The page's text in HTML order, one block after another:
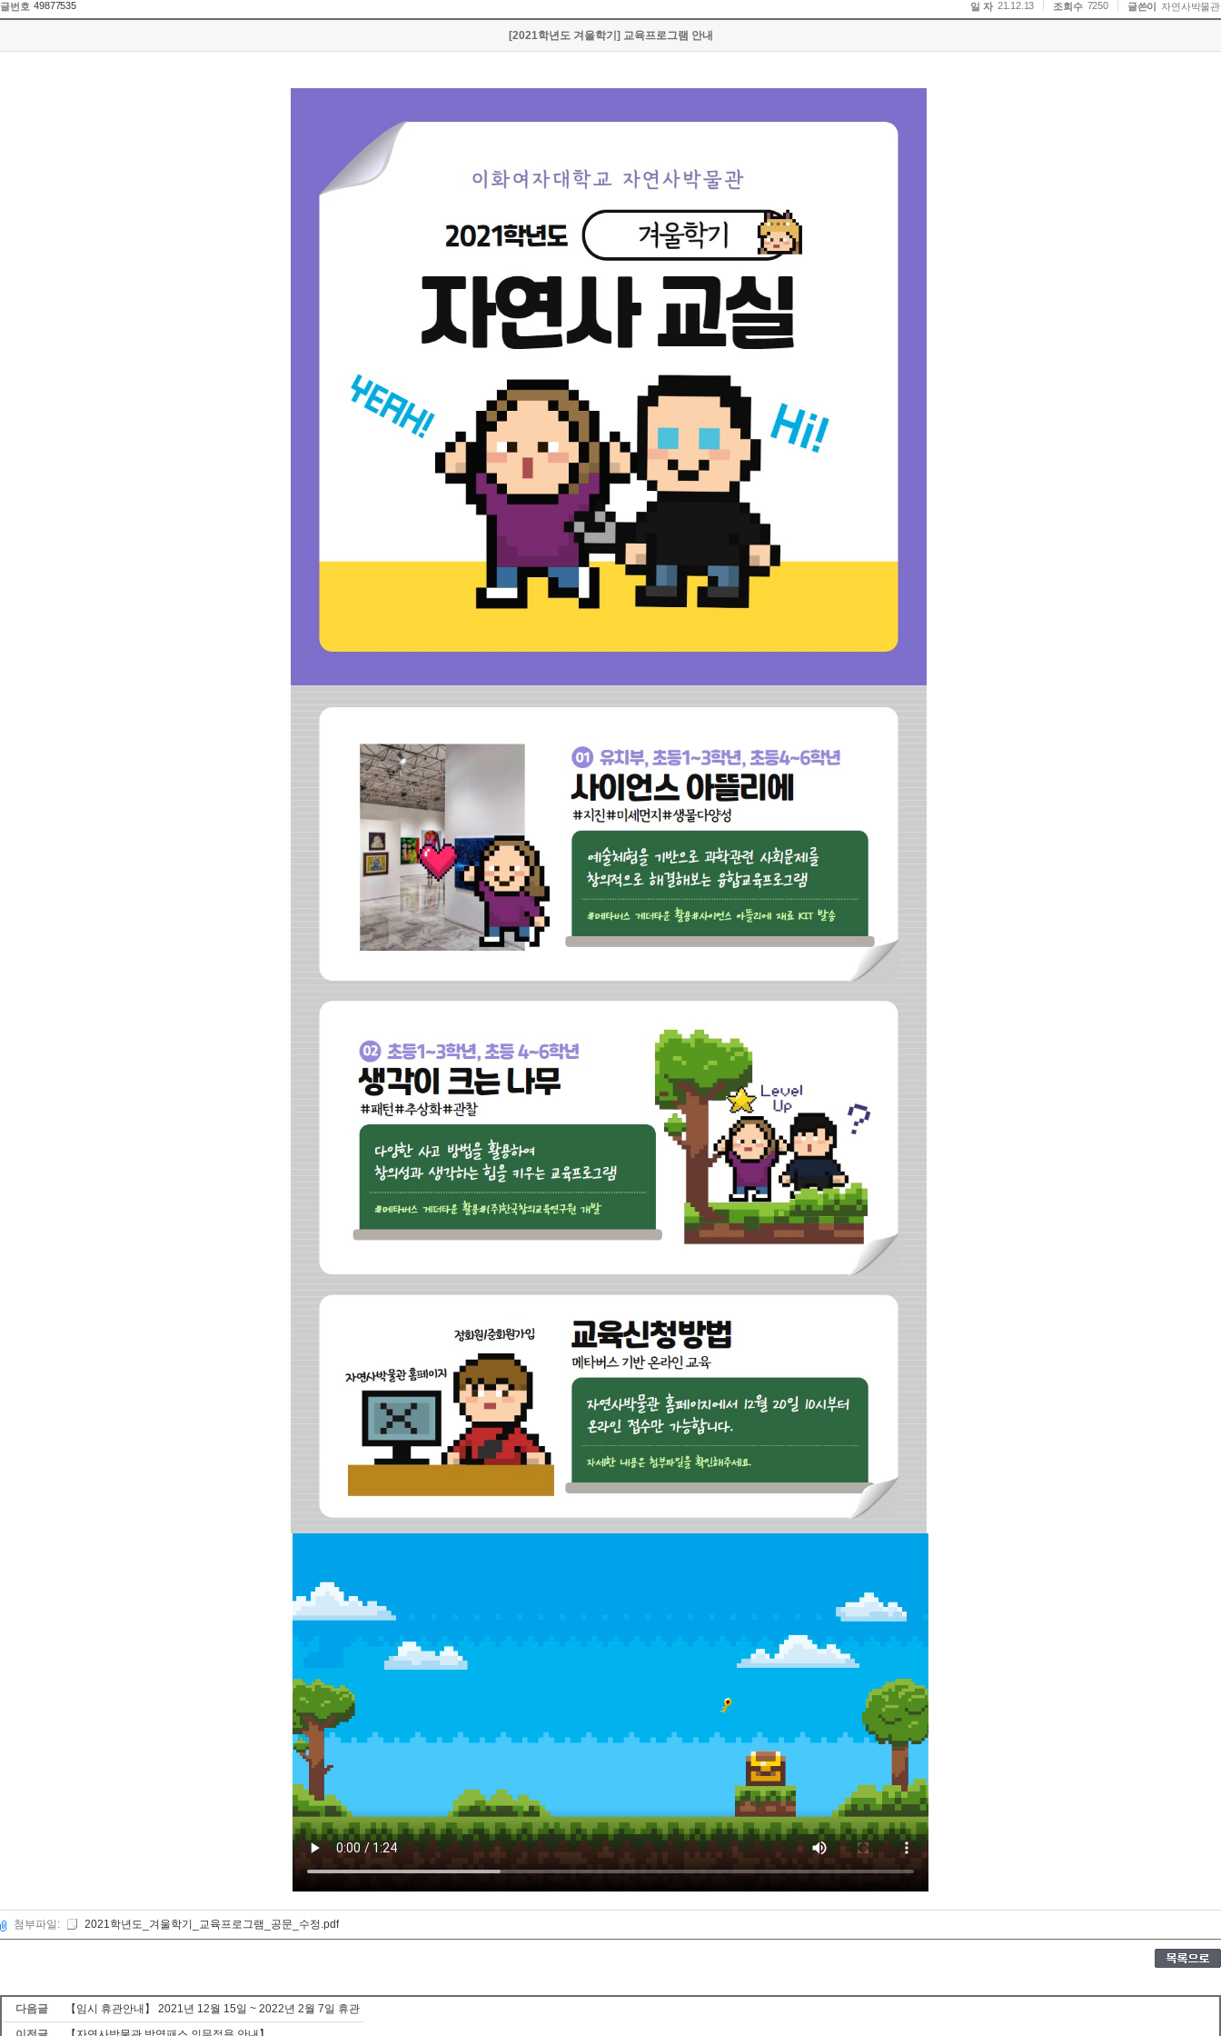
글번호 49877535 일 자 21.12.13 조회수 7250 글쓴이 자연사박물관
[2021학년도 겨울학기] 교육프로그램 안내
첨부파일: 2021학년도_겨울학기_교육프로그램_공문_수정.pdf
다음글
【임시 휴관안내】 2021년 12월 15일 ~ 2022년 2월 7일 휴관